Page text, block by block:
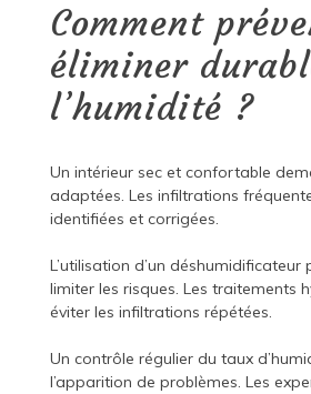
Comment
éliminer
l’humidité ?
Un intérieur sec et confortable
adaptées. Les infiltrations
identifiées et corrigées.
L’utilisation d’un
limiter les risques. Les traitements
éviter les infiltrations répétées.
Un contrôle régulier du taux
l’apparition de problèmes. Les